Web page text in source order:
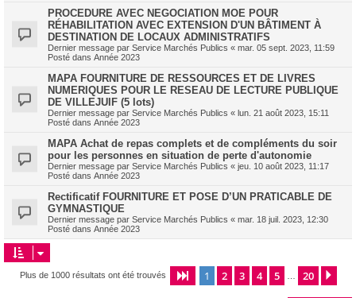
PROCEDURE AVEC NEGOCIATION MOE POUR
RÉHABILITATION AVEC EXTENSION D'UN BÂTIMENT À
DESTINATION DE LOCAUX ADMINISTRATIFS
Dernier message par Service Marchés Publics « mar. 05 sept. 2023, 11:59
Posté dans Année 2023
MAPA FOURNITURE DE RESSOURCES ET DE LIVRES
NUMERIQUES POUR LE RESEAU DE LECTURE PUBLIQUE
DE VILLEJUIF (5 lots)
Dernier message par Service Marchés Publics « lun. 21 août 2023, 15:11
Posté dans Année 2023
MAPA Achat de repas complets et de compléments du soir
pour les personnes en situation de perte d'autonomie
Dernier message par Service Marchés Publics « jeu. 10 août 2023, 11:17
Posté dans Année 2023
Rectificatif FOURNITURE ET POSE D’UN PRATICABLE DE
GYMNASTIQUE
Dernier message par Service Marchés Publics « mar. 18 juil. 2023, 12:30
Posté dans Année 2023
Plus de 1000 résultats ont été trouvés Page 1sur20
1 2 3 4 5 20